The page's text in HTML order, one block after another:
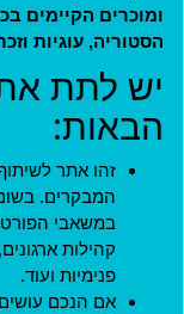
ומוכרים הקיימים
הסטוריה, עוגיות
יש לתת
הבאות:
זהו אתר
המבקרים. בשום
במשאבי
קהילות
פנימיות ועוד.
אם הנכם
למנהלים בלבד.
כניסה
חידוש